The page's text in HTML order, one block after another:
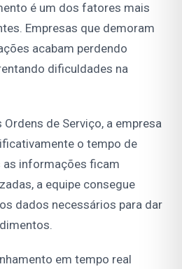
é um dos fatores mais
Empresas que demoram
acabam perdendo
dificuldades na
de Serviço, a empresa
o tempo de
informações ficam
a equipe consegue
dados necessários para dar
em tempo real